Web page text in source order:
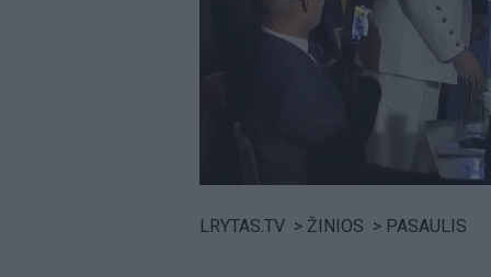
LRYTAS.TV > ŽINIOS > PASAULIS